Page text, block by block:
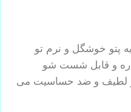
پتو خوشگل و نرم تو
و قابل شست شو
و لطیف و ضد حساسیت می